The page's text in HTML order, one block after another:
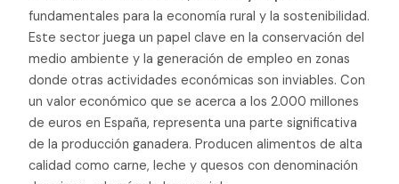
fundamentales para la economía rural y la sostenibilidad.
Este sector juega un papel clave en la conservación del
medio ambiente y la generación de empleo en zonas
donde otras actividades económicas son inviables. Con
un valor económico que se acerca a los 2.000 millones
de euros en España, representa una parte significativa
de la producción ganadera. Producen alimentos de alta
calidad como carne, leche y quesos con denominación